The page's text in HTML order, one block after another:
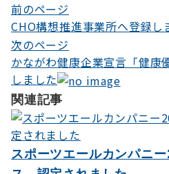
投
稿
ナ
ビ
ゲ
ー
シ
前のページ
CHO構想推進事業所へ登録し
次のページ
かながわ健康企業宣言「健
しました
関連記事
スポーツエールカンパニ